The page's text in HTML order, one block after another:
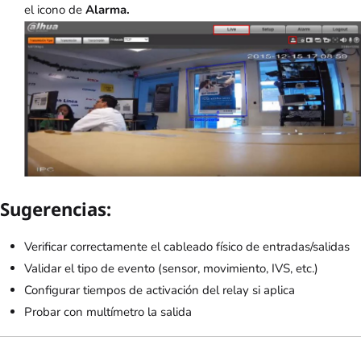
el icono de Alarma.
Sugerencias:
Verificar correctamente el cableado físico de entradas/salidas
Validar el tipo de evento (sensor, movimiento, IVS, etc.)
Configurar tiempos de activación del relay si aplica
Probar con multímetro la salida